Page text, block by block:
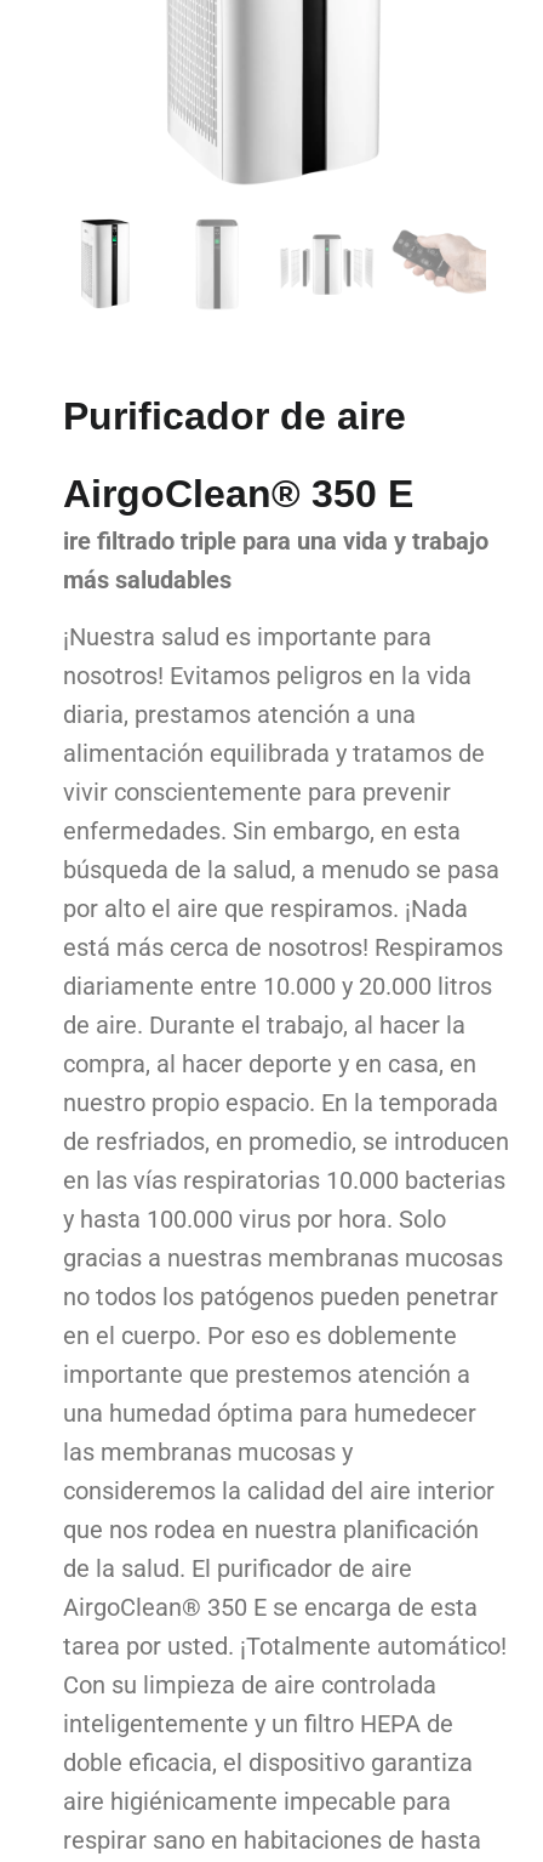
Purificador de aire
AirgoClean® 350 E
ire filtrado triple para una vida y trabajo
más saludables
¡Nuestra salud es importante para
nosotros! Evitamos peligros en la vida
diaria, prestamos atención a una
alimentación equilibrada y tratamos de
vivir conscientemente para prevenir
enfermedades. Sin embargo, en esta
búsqueda de la salud, a menudo se pasa
por alto el aire que respiramos. ¡Nada
está más cerca de nosotros! Respiramos
diariamente entre 10.000 y 20.000 litros
de aire. Durante el trabajo, al hacer la
compra, al hacer deporte y en casa, en
nuestro propio espacio. En la temporada
de resfriados, en promedio, se introducen
en las vías respiratorias 10.000 bacterias
y hasta 100.000 virus por hora. Solo
gracias a nuestras membranas mucosas
no todos los patógenos pueden penetrar
en el cuerpo. Por eso es doblemente
importante que prestemos atención a
una humedad óptima para humedecer
las membranas mucosas y
consideremos la calidad del aire interior
que nos rodea en nuestra planificación
de la salud. El purificador de aire
AirgoClean® 350 E se encarga de esta
tarea por usted. ¡Totalmente automático!
Con su limpieza de aire controlada
inteligentemente y un filtro HEPA de
doble eficacia, el dispositivo garantiza
aire higiénicamente impecable para
respirar sano en habitaciones de hasta